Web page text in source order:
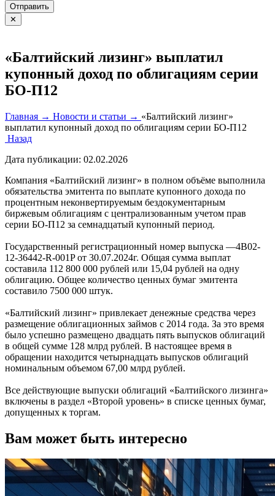
Отправить
✕
«Балтийский лизинг» выплатил
купонный доход по облигациям серии
БО-П12
Главная → Новости и статьи → «Балтийский лизинг»
выплатил купонный доход по облигациям серии БО-П12
Назад
Дата публикации: 02.02.2026
Компания «Балтийский лизинг» в полном объёме выполнила
обязательства эмитента по выплате купонного дохода по
процентным неконвертируемым бездокументарным
биржевым облигациям с централизованным учетом прав
серии БО-П12 за семнадцатый купонный период.
Государственный регистрационный номер выпуска —4В02-
12-36442-R-001P от 30.07.2024г. Общая сумма выплат
составила 112 800 000 рублей или 15,04 рублей на одну
облигацию. Общее количество ценных бумаг эмитента
составило 7500 000 штук.
«Балтийский лизинг» привлекает денежные средства через
размещение облигационных займов с 2014 года. За это время
было успешно размещено двадцать пять выпусков облигаций
в общей сумме 128 млрд рублей. В настоящее время в
обращении находится четырнадцать выпусков облигаций
номинальным объемом 67,00 млрд рублей.
Все действующие выпуски облигаций «Балтийского лизинга»
включены в раздел «Второй уровень» в списке ценных бумаг,
допущенных к торгам.
Вам может быть интересно